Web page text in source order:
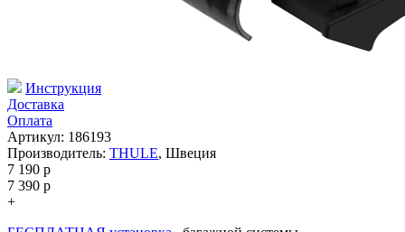
Инструкция
Доставка
Оплата
Артикул: 186193
Производитель: THULE, Швеция
7 190 p
7 390 p
+